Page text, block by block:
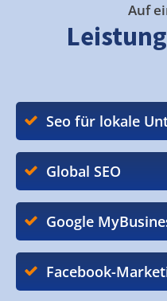
Auf
Seo für lokale
Global SEO
Google
Facebook-